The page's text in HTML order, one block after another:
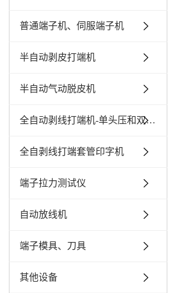
普通端子机、伺服端子机
半自动剥皮打端机
半自动气动脱皮机
全自动剥线打端机-单头压和双头压
全自剥线打端套管印字机
端子拉力测试仪
自动放线机
端子模具、刀具
其他设备